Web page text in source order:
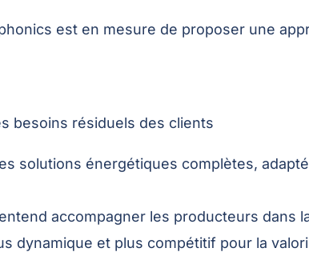
est en mesure de proposer une
besoins résiduels des clients
solutions énergétiques complètes,
accompagner les producteurs dans
dynamique et plus compétitif pour la